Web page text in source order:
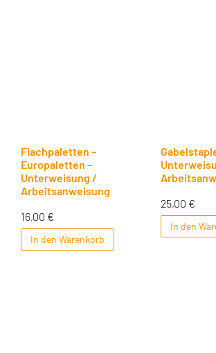
Flachpaletten –
Europaletten –
Unterweisung /
Arbeitsanweisung
16,00 €
In den Warenkorb
25,00 €
In den